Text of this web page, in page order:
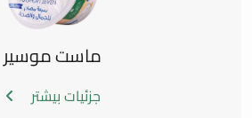
ماست موسیر
جزئیات بیشتر